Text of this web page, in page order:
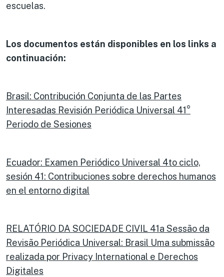
escuelas.
Los documentos están disponibles en los links a
continuación:
Brasil: Contribución Conjunta de las Partes
Interesadas Revisión Periódica Universal 41°
Periodo de Sesiones
Ecuador: Examen Periódico Universal 4to ciclo,
sesión 41: Contribuciones sobre derechos humanos
en el entorno digital
RELATÓRIO DA SOCIEDADE CIVIL 41a Sessão da
Revisão Periódica Universal: Brasil Uma submissão
realizada por Privacy International e Derechos
Digitales